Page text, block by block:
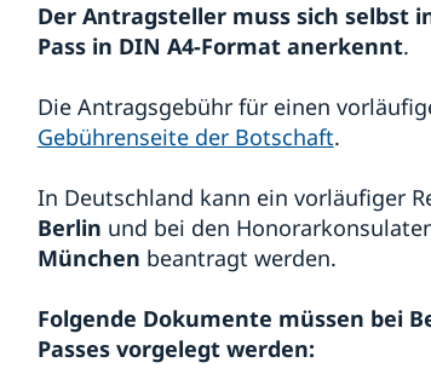
Der Antragsteller muss sich selbst
Pass in DIN A4-Format anerkennt.
Die Antragsgebühr für einen
Gebührenseite der Botschaft.
In Deutschland kann ein vorläufiger
Berlin und bei den
München beantragt werden.
Folgende Dokumente müssen bei
Passes vorgelegt werden: